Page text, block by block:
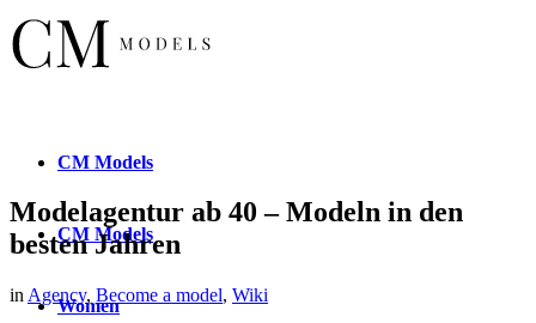
CM Models
CM Models
Women
Modelagentur ab 40 – Modeln in den
besten Jahren
in Agency, Become a model, Wiki